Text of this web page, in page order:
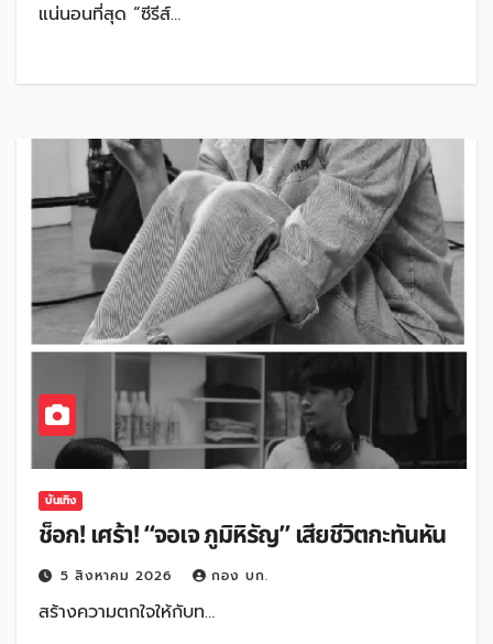
แน่นอนที่สุด “ซีรีส์…
บันเทิง
ช็อก! เศร้า! “จอเจ ภูมิหิรัญ” เสียชีวิตกะทันหัน
5 สิงหาคม 2026 กอง บก.
สร้างความตกใจให้กับท…